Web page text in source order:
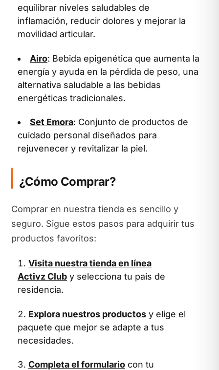
equilibrar niveles saludables de
inflamación, reducir dolores y mejorar la
movilidad articular.
Airo: Bebida epigenética que aumenta la
energía y ayuda en la pérdida de peso, una
alternativa saludable a las bebidas
energéticas tradicionales.
Set Emora: Conjunto de productos de
cuidado personal diseñados para
rejuvenecer y revitalizar la piel.
¿Cómo Comprar?
Comprar en nuestra tienda es sencillo y
seguro. Sigue estos pasos para adquirir tus
productos favoritos:
Visita nuestra tienda en línea
Activz Club y selecciona tu país de
residencia.
Explora nuestros productos y elige el
paquete que mejor se adapte a tus
necesidades.
Completa el formulario con tu